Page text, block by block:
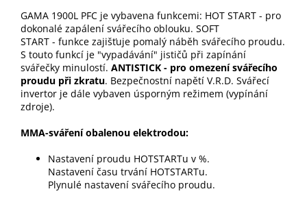
GAMA 1900L PFC je vybavena funkcemi: HOT START - pro
dokonalé zapálení svářecího oblouku. SOFT
START - funkce zajišťuje pomalý náběh svářecího proudu.
S touto funkcí je "vypadávání" jističů při zapínání
svářečky minulostí. ANTISTICK - pro omezení svářecího
proudu při zkratu. Bezpečnostní napětí V.R.D. Svářecí
invertor je dále vybaven úsporným režimem (vypínání
zdroje).
MMA-sváření obalenou elektrodou:
Nastavení proudu HOTSTARTu v %.
Nastavení času trvání HOTSTARTu.
Plynulé nastavení svářecího proudu.